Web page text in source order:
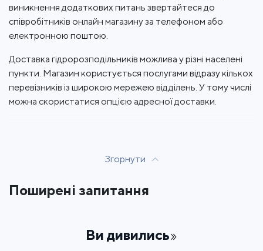
виникнення додаткових питань звертайтеся до
співробітників онлайн магазину за телефоном або
електронною поштою.
Доставка гідророзподільників можлива у різні населені
пункти. Магазин користується послугами відразу кількох
перевізників із широкою мережею відділень. У тому числі
можна скористатися опцією адресної доставки.
Згорнути
Поширені запитання
Ви дивились